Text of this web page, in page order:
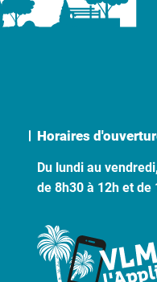
Horaires
Du lundi au vendredi,
de 8h30 à 12h et de